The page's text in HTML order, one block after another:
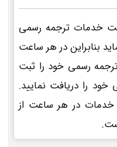
خدمات ترجمه رسمی
ارائه نماید بنابراین در هر ساعت
ترجمه رسمی خود را ثبت
را دریافت نمایید.
خدمات در هر ساعت از